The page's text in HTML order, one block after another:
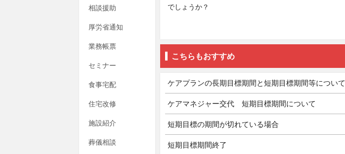
相談援助
厚労省通知
業務帳票
セミナー
食事宅配
住宅改修
施設紹介
葬儀相談
でしょうか？
こちらもおすすめ
ケアプランの長期目標期間と短期目標期間等について
ケアマネジャー交代 短期目標期間について
短期目標の期間が切れている場合
短期目標期間終了